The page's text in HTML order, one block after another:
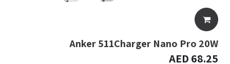
Anker 511Charger Nano Pro 20W
68.25